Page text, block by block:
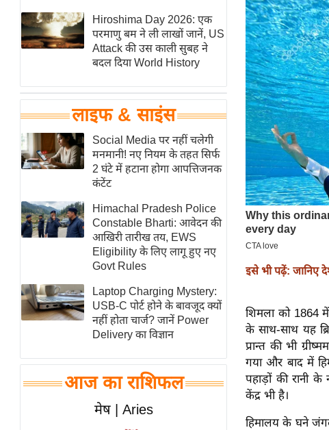
News
लाइफस्टाइल
टेक्नॉलॉजी
घरेलू नुस्खे
पर्यटन स्थल
फिटनेस मंत्रा
रिलेशनशिप
राजनीति
विश्लेषण
समसामयिक
मातृभूमि
एम.
आर.
आई.
समीक्षा
धर्म
ज्योतिष
Hiroshima Day 2026: एक
परमाणु बम ने ली लाखों जानें, US
Attack की उस काली सुबह ने
बदल दिया World History
लाइफ & साइंस
Social Media पर नहीं चलेगी
मनमानी! नए नियम के तहत सिर्फ
2 घंटे में हटाना होगा आपत्तिजनक
कंटेंट
Himachal Pradesh Police
Constable Bharti: आवेदन की
आखिरी तारीख तय, EWS
Eligibility के लिए लागू हुए नए
Govt Rules
Laptop Charging Mystery:
USB-C पोर्ट होने के बावजूद क्यों
नहीं होता चार्ज? जानें Power
Delivery का विज्ञान
आज का राशिफल
मेष | Aries
इसे भी पढ़ें: जानिए
शिमला को 1864 में,
के साथ-साथ यह
प्रान्त की भी
गया और बाद में
पहाड़ों की रानी
केंद्र भी है।
हिमालय के घने